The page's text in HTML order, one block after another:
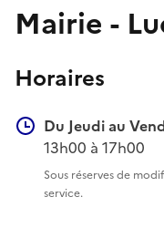
Mairie -
Horaires
Du Jeudi au
13h00 à 17h00
Sous réserves de
service.